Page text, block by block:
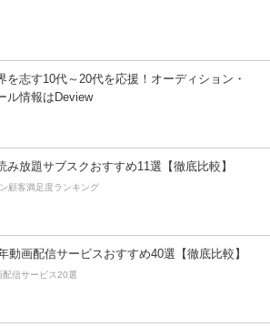
を志す10代～20代を応援！オーディション・
ル情報はDeview
み放題サブスクおすすめ11選【徹底比較】
顧客満足度ランキング
動画配信サービスおすすめ40選【徹底比較】
配信サービス20選